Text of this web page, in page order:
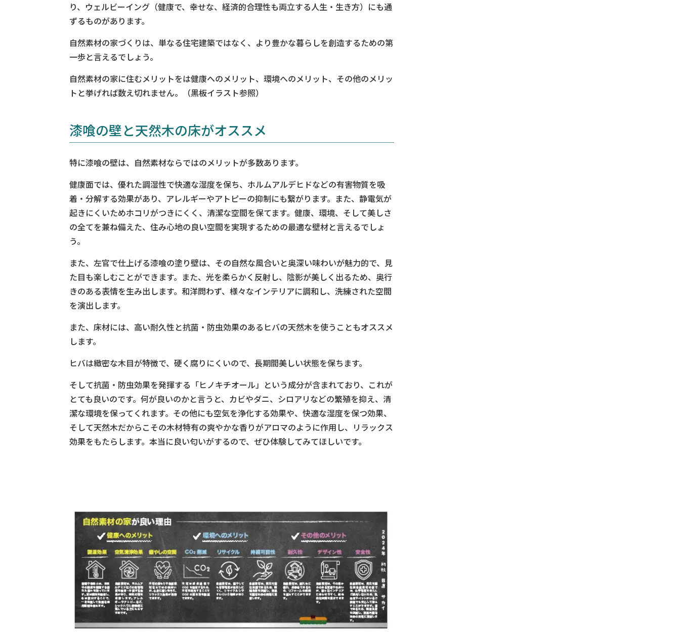
り、ウェルビーイング（健康で、幸せな、経済的合理性も両立する人生・生き方）にも通
ずるものがあります。
自然素材の家づくりは、単なる住宅建築ではなく、より豊かな暮らしを創造するための第
一歩と言えるでしょう。
自然素材の家に住むメリットをは健康へのメリット、環境へのメリット、その他のメリッ
トと挙げれば数え切れません。（黒板イラスト参照）
漆喰の壁と天然木の床がオススメ
特に漆喰の壁は、自然素材ならではのメリットが多数あります。
健康面では、優れた調湿性で快適な湿度を保ち、ホルムアルデヒドなどの有害物質を吸
着・分解する効果があり、アレルギーやアトピーの抑制にも繋がります。また、静電気が
起きにくいためホコリがつきにくく、清潔な空間を保てます。健康、環境、そして美しさ
の全てを兼ね備えた、住み心地の良い空間を実現するための最適な壁材と言えるでしょ
う。
また、左官で仕上げる漆喰の塗り壁は、その自然な風合いと奥深い味わいが魅力的で、見
た目も楽しむことができます。また、光を柔らかく反射し、陰影が美しく出るため、奥行
きのある表情を生み出します。和洋問わず、様々なインテリアに調和し、洗練された空間
を演出します。
また、床材には、高い耐久性と抗菌・防虫効果のあるヒバの天然木を使うこともオススメ
します。
ヒバは緻密な木目が特徴で、硬く腐りにくいので、長期間美しい状態を保ちます。
そして抗菌・防虫効果を発揮する「ヒノキチオール」という成分が含まれており、これが
とても良いのです。何が良いのかと言うと、カビやダニ、シロアリなどの繁殖を抑え、清
潔な環境を保ってくれます。その他にも空気を浄化する効果や、快適な湿度を保つ効果、
そして天然木だからこその木材特有の爽やかな香りがアロマのように作用し、リラックス
効果をもたらします。本当に良い匂いがするので、ぜひ体験してみてほしいです。